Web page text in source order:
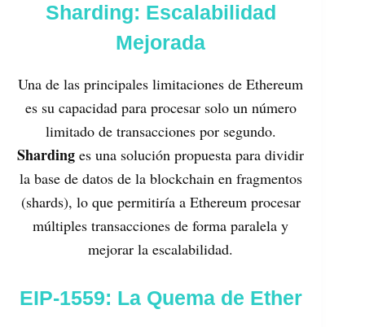
Sharding: Escalabilidad
Mejorada
Una de las principales limitaciones de Ethereum
es su capacidad para procesar solo un número
limitado de transacciones por segundo.
Sharding es una solución propuesta para dividir
la base de datos de la blockchain en fragmentos
(shards), lo que permitiría a Ethereum procesar
múltiples transacciones de forma paralela y
mejorar la escalabilidad.
EIP-1559: La Quema de Ether